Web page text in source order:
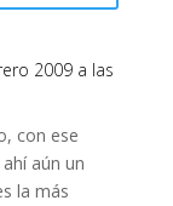
2009 a las
con ese
aún un
la más